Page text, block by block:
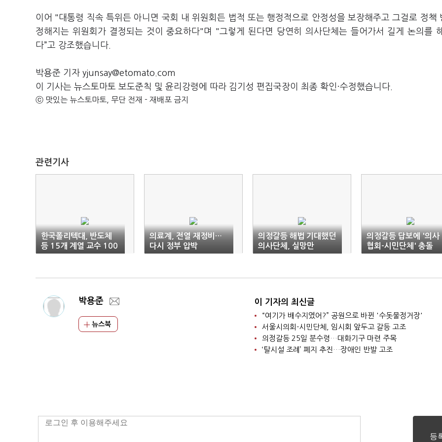
이어 "대통령 직속 특위든 아니면 국회 내 위원회든 법적 또는 행정적으로 안정성을 보장해주고 그걸로 정책
정해지는 위원회가 결정되는 것이 중요하다"며 "그렇게 된다면 당연히 의사단체는 들어가서 길게 논의를
다”고 강조했습니다.
박용준 기자 yjunsay@etomato.com
이 기사는 뉴스토마토 보도준칙 및 윤리강령에 따라 김기성 편집국장이 최종 확인·수정했습니다.
ⓒ 맛있는 뉴스토마토, 무단 전재 - 재배포 금지
관련기사
한국폴리텍대, 반도체
등 15개 계열 교수 100
명 채용
의료계, 전열 재정비…
다시 정부 압박
의정갈등 해법 기대했던
의사단체, 실망만
의정갈등 답보에 '의사
협회-시민단체' 충돌
박용준
뉴스북
이 기자의 최신글
“여기가 배수지였어?” 공원으로 바뀐 '수돗물정거장'
서울시의회-시민단체, 임시회 앞두고 갈등 고조
의정갈등 25일 분수령…대화기구 마련 주목
‘탈시설 조례’ 폐지 추진…장애인 반발 고조